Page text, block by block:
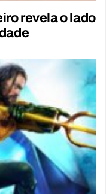
revela o lado